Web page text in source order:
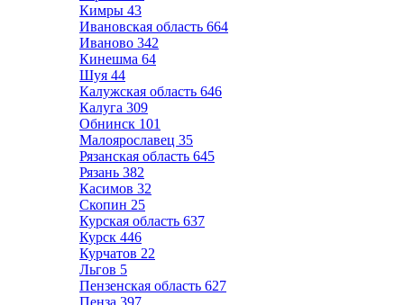
Кимры 43
Ивановская область 664
Иваново 342
Кинешма 64
Шуя 44
Калужская область 646
Калуга 309
Обнинск 101
Малоярославец 35
Рязанская область 645
Рязань 382
Касимов 32
Скопин 25
Курская область 637
Курск 446
Курчатов 22
Льгов 5
Пензенская область 627
Пенза 397